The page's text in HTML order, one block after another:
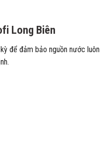
Long Biên
để đảm bảo nguồn nước luôn